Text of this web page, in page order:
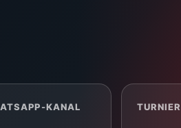
KANAL